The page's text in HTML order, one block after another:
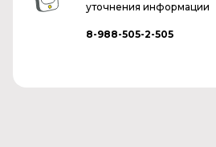
уточнения информации
8-988-505-2-505